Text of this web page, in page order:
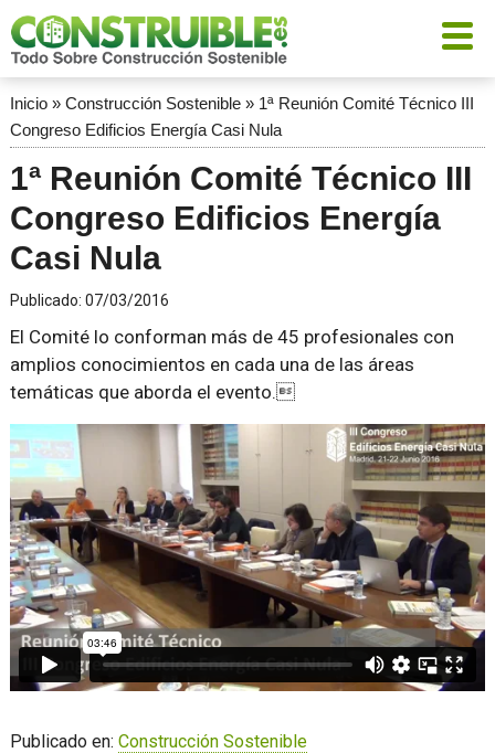
Inicio» Construcción Sostenible» 1ª Reunión Comité Técnico III
Congreso Edificios Energía Casi Nula
1ª Reunión Comité Técnico III
Congreso Edificios Energía
Casi Nula
Publicado: 07/03/2016
El Comité lo conforman más de 45 profesionales con
amplios conocimientos en cada una de las áreas
temáticas que aborda el evento.
Publicado en: Construcción Sostenible